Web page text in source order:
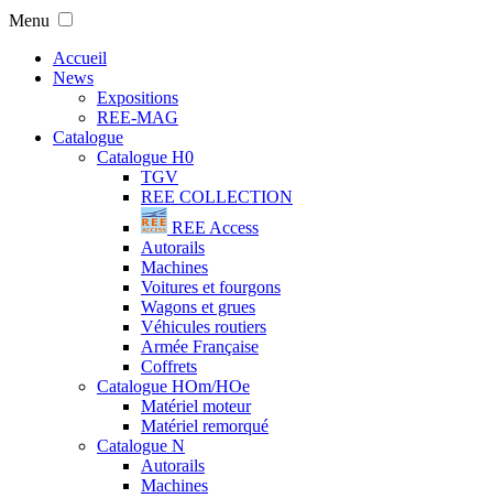
Menu
Accueil
News
Expositions
REE-MAG
Catalogue
Catalogue H0
TGV
REE COLLECTION
REE Access
Autorails
Machines
Voitures et fourgons
Wagons et grues
Véhicules routiers
Armée Française
Coffrets
Catalogue HOm/HOe
Matériel moteur
Matériel remorqué
Catalogue N
Autorails
Machines